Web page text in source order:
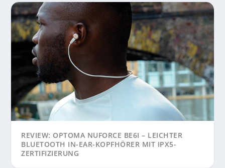
REVIEW: OPTOMA NUFORCE BE6I – LEICHTER
BLUETOOTH IN-EAR-KOPFHÖRER MIT IPX5-
ZERTIFIZIERUNG